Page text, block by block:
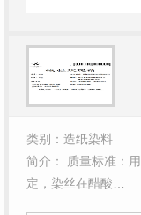
类别：造纸染料
简介： 质量标准：
定，染丝在醋酸…